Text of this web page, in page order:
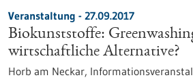
Veranstaltung - 27.09.2017
Biokunststoffe:
wirtschaftliche Alternative?
Horb am Neckar,